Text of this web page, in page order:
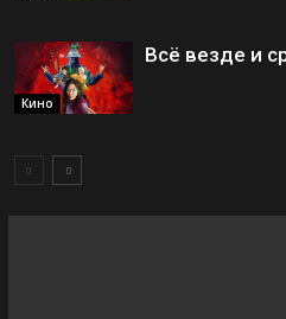
Кино
Всё везде и